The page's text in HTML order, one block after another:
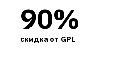
90%
cкидка от GPL